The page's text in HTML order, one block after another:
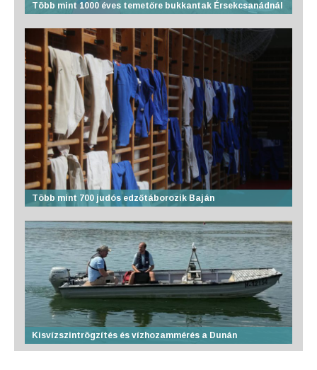
Több mint 1000 éves temetőre bukkantak Érsekcsanádnál
Több mint 700 judós edzőtáborozik Baján
Kisvízszintrögzítés és vízhozammérés a Dunán